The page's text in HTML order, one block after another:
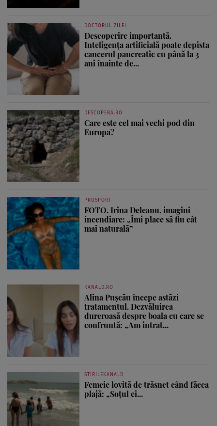
DOCTORUL ZILEI
Descoperire importantă.
Inteligența artificială poate depista
cancerul pancreatic cu până la 3
ani înainte de...
DESCOPERA.RO
Care este cel mai vechi pod din
Europa?
PROSPORT
FOTO. Irina Deleanu, imagini
incendiare: „Îmi place să fiu cât
mai naturală”
KANALD.RO
Alina Pușcău începe astăzi
tratamentul. Dezvăluirea
dureroasă despre boala cu care se
confruntă: „Am intrat...
STIRILEKANALD
Femeie lovită de trăsnet când făcea
plajă: „Soțul ei...